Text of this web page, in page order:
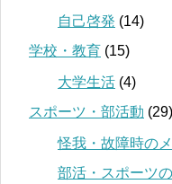
自己啓発 (14)
学校・教育 (15)
大学生活 (4)
スポーツ・部活動 (29)
怪我・故障時の
部活・スポーツ